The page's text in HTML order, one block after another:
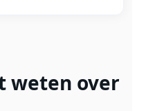
weten over